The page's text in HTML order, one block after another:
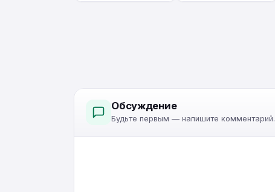
Обсуждение
Будьте первым — напишите комментарий.